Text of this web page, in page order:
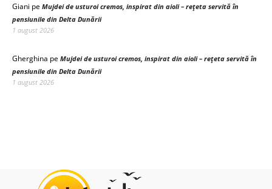
Giani pe Mujdei de usturoi cremos, inspirat din aioli – rețeta servită în
pensiunile din Delta Dunării
1 august 2026
Gherghina pe Mujdei de usturoi cremos, inspirat din aioli – rețeta servită în
pensiunile din Delta Dunării
1 august 2026